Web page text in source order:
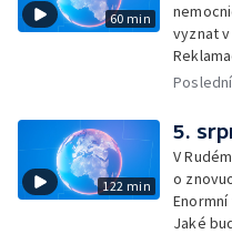
60 min
vyznat
na
u Malé
122 min
5.
V
o
Jaké